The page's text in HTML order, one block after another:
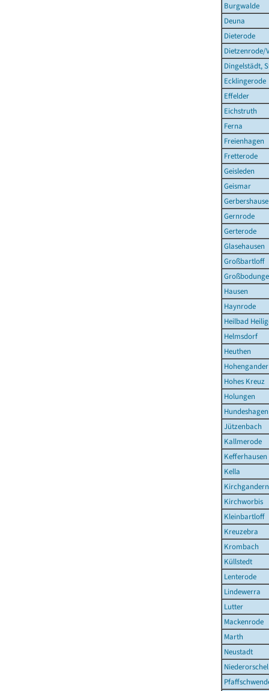
Burgwalde
Deuna
Dieterode
Dietzenrode/
Dingelstädt,
Ecklingerode
Effelder
Eichstruth
Ferna
Freienhagen
Fretterode
Geisleden
Geismar
Gernrode
Gerterode
Glasehausen
Großbartloff
Hausen
Haynrode
Heilbad
Helmsdorf
Heuthen
Hohes Kreuz
Holungen
Hundeshagen
Jützenbach
Kallmerode
Kefferhausen
Kella
Kirchgandern
Kirchworbis
Kleinbartloff
Kreuzebra
Krombach
Küllstedt
Lenterode
Lindewerra
Lutter
Mackenrode
Marth
Neustadt
Niederorschel